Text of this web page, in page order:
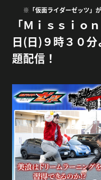
※「仮面ライダーゼッツ」
「Ｍｉｓｓｉｏ
日(日)９時３０
題配信！